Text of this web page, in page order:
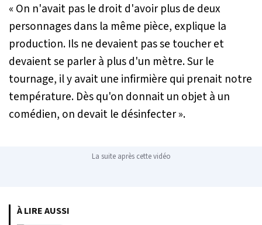
« On n'avait pas le droit d'avoir plus de deux
personnages dans la même pièce, explique la
production. Ils ne devaient pas se toucher et
devaient se parler à plus d'un mètre. Sur le
tournage, il y avait une infirmière qui prenait notre
température. Dès qu'on donnait un objet à un
comédien, on devait le désinfecter ».
La suite après cette vidéo
À LIRE AUSSI